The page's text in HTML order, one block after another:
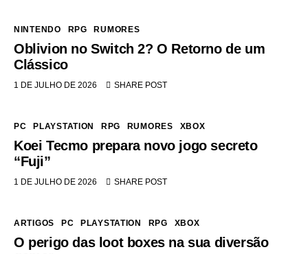
NINTENDO RPG RUMORES
Oblivion no Switch 2? O Retorno de um
Clássico
1 DE JULHO DE 2026 SHARE POST
PC PLAYSTATION RPG RUMORES XBOX
Koei Tecmo prepara novo jogo secreto
“Fuji”
1 DE JULHO DE 2026 SHARE POST
ARTIGOS PC PLAYSTATION RPG XBOX
O perigo das loot boxes na sua diversão